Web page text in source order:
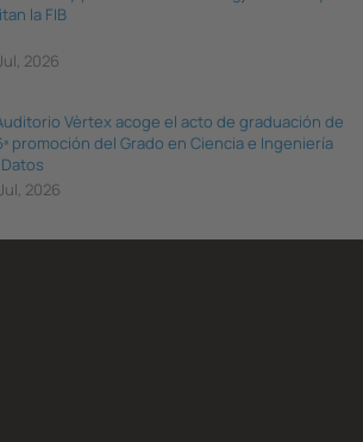
la FIB
2026
Vèrtex acoge el acto de graduación de
promoción del Grado en Ciencia e Ingeniería
2026